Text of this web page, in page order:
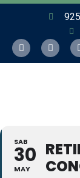
SAB
30
MAY